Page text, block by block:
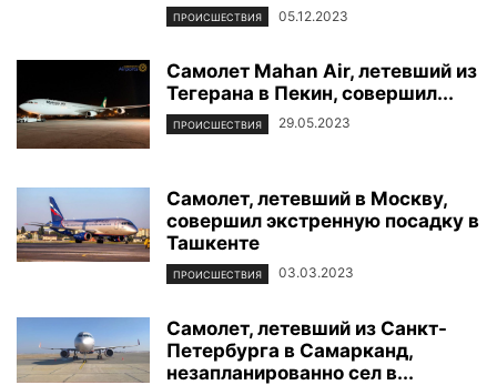
ПРОИСШЕСТВИЯ 05.12.2023
Самолет Mahan Air, летевший из
Тегерана в Пекин, совершил...
ПРОИСШЕСТВИЯ 29.05.2023
Самолет, летевший в Москву,
совершил экстренную посадку в
Ташкенте
ПРОИСШЕСТВИЯ 03.03.2023
Самолет, летевший из Санкт-
Петербурга в Самарканд,
незапланированно сел в...